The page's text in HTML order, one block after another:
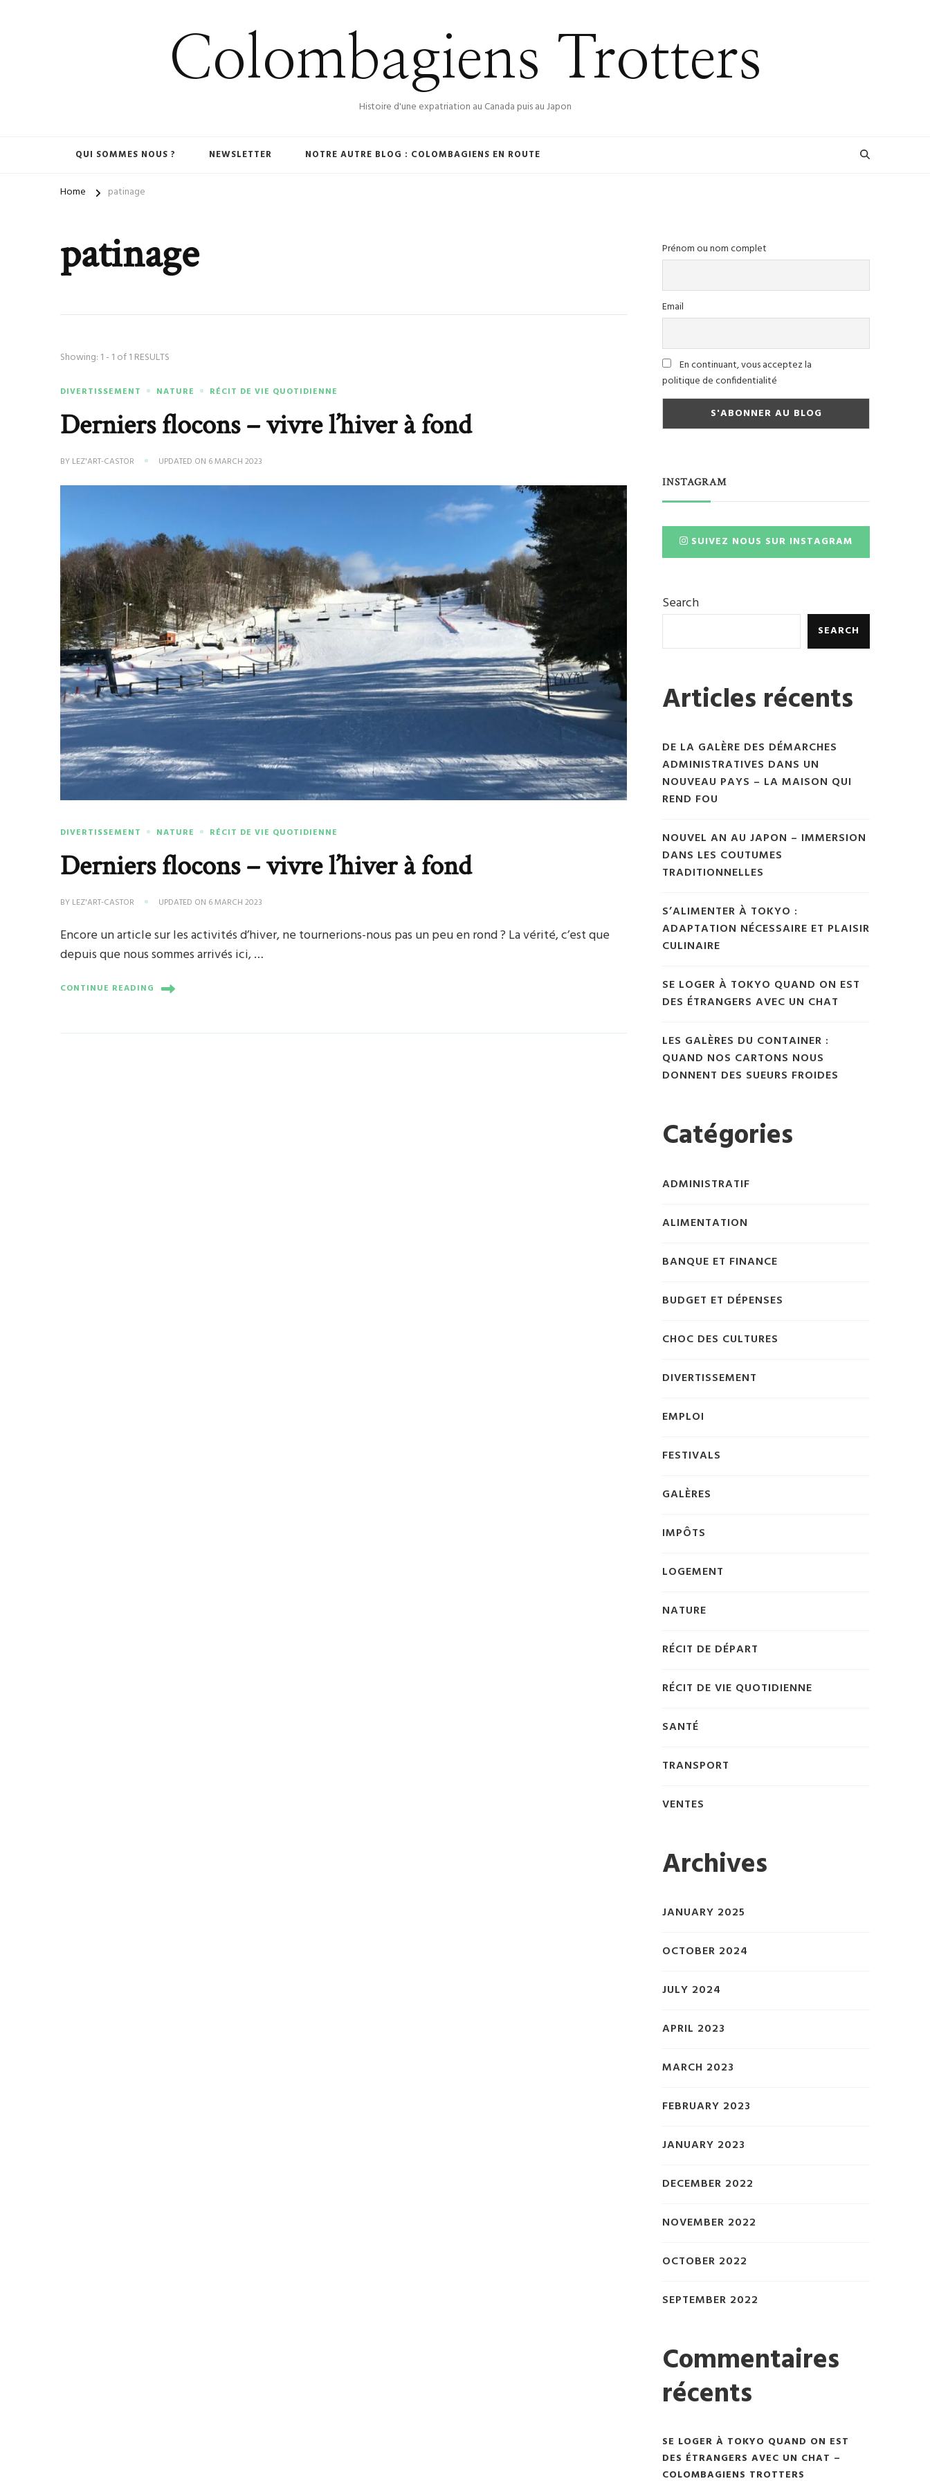
Colombagiens Trotters
Histoire d'une expatriation au Canada puis au Japon
QUI SOMMES NOUS ? NEWSLETTER NOTRE AUTRE BLOG : COLOMBAGIENS EN ROUTE
Home patinage
patinage
Showing: 1 - 1 of 1 RESULTS
DIVERTISSEMENT NATURE RÉCIT DE VIE QUOTIDIENNE
Derniers flocons – vivre l’hiver à fond
BY LEZ'ART-CASTOR UPDATED ON 6 MARCH 2023
DIVERTISSEMENT NATURE RÉCIT DE VIE QUOTIDIENNE
Derniers flocons – vivre l’hiver à fond
BY LEZ'ART-CASTOR UPDATED ON 6 MARCH 2023
Encore un article sur les activités d’hiver, ne tournerions-nous pas un peu en rond ? La vérité, c’est que
depuis que nous sommes arrivés ici, …
CONTINUE READING
Prénom ou nom complet
Email
En continuant, vous acceptez la
politique de confidentialité
INSTAGRAM
SUIVEZ NOUS SUR INSTAGRAM
Search
SEARCH
Articles récents
DE LA GALÈRE DES DÉMARCHES
ADMINISTRATIVES DANS UN
NOUVEAU PAYS – LA MAISON QUI
REND FOU
NOUVEL AN AU JAPON – IMMERSION
DANS LES COUTUMES
TRADITIONNELLES
S’ALIMENTER À TOKYO :
ADAPTATION NÉCESSAIRE ET PLAISIR
CULINAIRE
SE LOGER À TOKYO QUAND ON EST
DES ÉTRANGERS AVEC UN CHAT
LES GALÈRES DU CONTAINER :
QUAND NOS CARTONS NOUS
DONNENT DES SUEURS FROIDES
Catégories
ADMINISTRATIF
ALIMENTATION
BANQUE ET FINANCE
BUDGET ET DÉPENSES
CHOC DES CULTURES
DIVERTISSEMENT
EMPLOI
FESTIVALS
GALÈRES
IMPÔTS
LOGEMENT
NATURE
RÉCIT DE DÉPART
RÉCIT DE VIE QUOTIDIENNE
SANTÉ
TRANSPORT
VENTES
Archives
JANUARY 2025
OCTOBER 2024
JULY 2024
APRIL 2023
MARCH 2023
FEBRUARY 2023
JANUARY 2023
DECEMBER 2022
NOVEMBER 2022
OCTOBER 2022
SEPTEMBER 2022
Commentaires
récents
SE LOGER À TOKYO QUAND ON EST
DES ÉTRANGERS AVEC UN CHAT –
COLOMBAGIENS TROTTERS